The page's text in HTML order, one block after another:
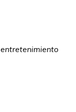
entretenimiento